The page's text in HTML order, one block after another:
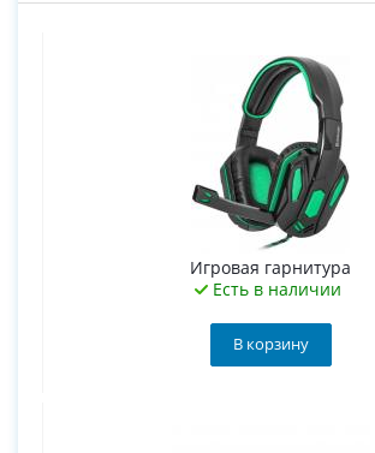
Игровая гарнитура
Есть в наличии
В корзину